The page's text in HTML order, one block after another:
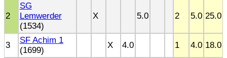
2
SG
Lemwerder
(1534)
X 5.0 2 5.0 25.0
3
SF Achim 1
(1699)
X 4.0 1 4.0 18.0